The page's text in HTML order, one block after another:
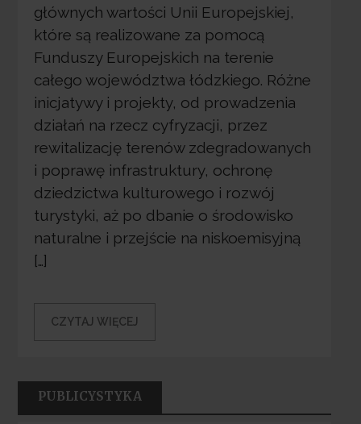
głównych wartości Unii Europejskiej,
które są realizowane za pomocą
Funduszy Europejskich na terenie
całego województwa łódzkiego. Różne
inicjatywy i projekty, od prowadzenia
działań na rzecz cyfryzacji, przez
rewitalizację terenów zdegradowanych
i poprawę infrastruktury, ochronę
dziedzictwa kulturowego i rozwój
turystyki, aż po dbanie o środowisko
naturalne i przejście na niskoemisyjną
[…]
CZYTAJ WIĘCEJ
PUBLICYSTYKA